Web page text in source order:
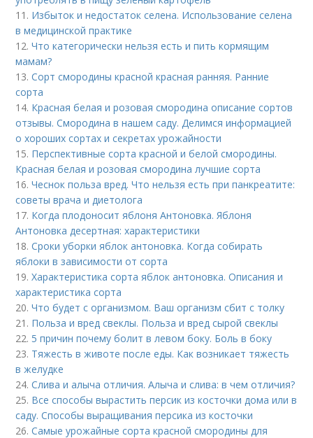
11. Избыток и недостаток селена. Использование селена
в медицинской практике
12.Что категорически нельзя есть и пить кормящим
мамам?
13.Сорт смородины красной красная ранняя. Ранние
сорта
14. Красная белая и розовая смородина описание сортов
отзывы. Смородина в нашем саду. Делимся информацией
о хороших сортах и секретах урожайности
15. Перспективные сорта красной и белой смородины.
Красная белая и розовая смородина лучшие сорта
16.Чеснок польза вред. Что нельзя есть при панкреатите:
советы врача и диетолога
17. Когда плодоносит яблоня Антоновка. Яблоня
Антоновка десертная: характеристики
18.Сроки уборки яблок антоновка. Когда собирать
яблоки в зависимости от сорта
19.Характеристика сорта яблок антоновка. Описания и
характеристика сорта
20.Что будет с организмом. Ваш организм сбит с толку
21. Польза и вред свеклы. Польза и вред сырой свеклы
22. 5 причин почему болит в левом боку. Боль в боку
23. Тяжесть в животе после еды. Как возникает тяжесть
в желудке
24.Слива и алыча отличия. Алыча и слива: в чем отличия?
25. Все способы вырастить персик из косточки дома или в
саду. Способы выращивания персика из косточки
26.Самые урожайные сорта красной смородины для